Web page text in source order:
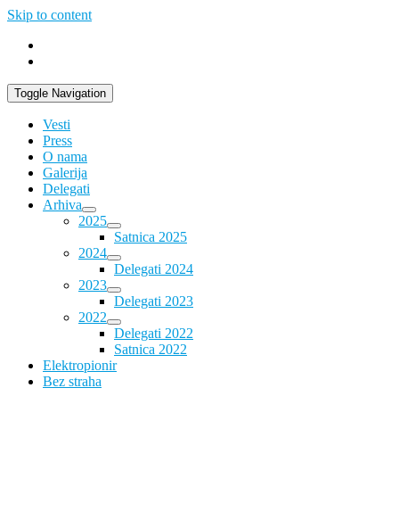
Skip to content
Toggle Navigation
Vesti
Press
O nama
Galerija
Delegati
Arhiva
2025
Satnica 2025
2024
Delegati 2024
2023
Delegati 2023
2022
Delegati 2022
Satnica 2022
Elektropionir
Bez straha